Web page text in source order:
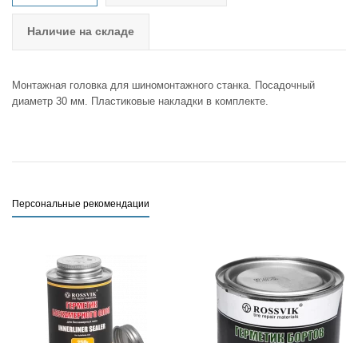
Наличие на складе
Монтажная головка для шиномонтажного станка. Посадочный
диаметр 30 мм. Пластиковые накладки в комплекте.
Персональные рекомендации